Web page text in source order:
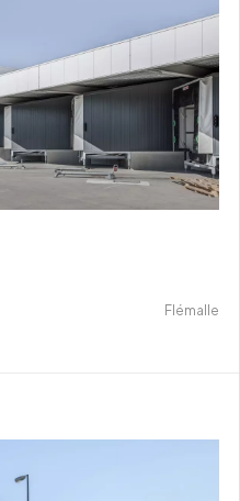
Flémalle